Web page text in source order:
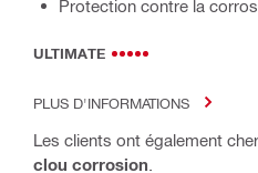
Protection contre la
ULTIMATE
PLUS D'INFORMATIONS
Les clients ont également
clou corrosion